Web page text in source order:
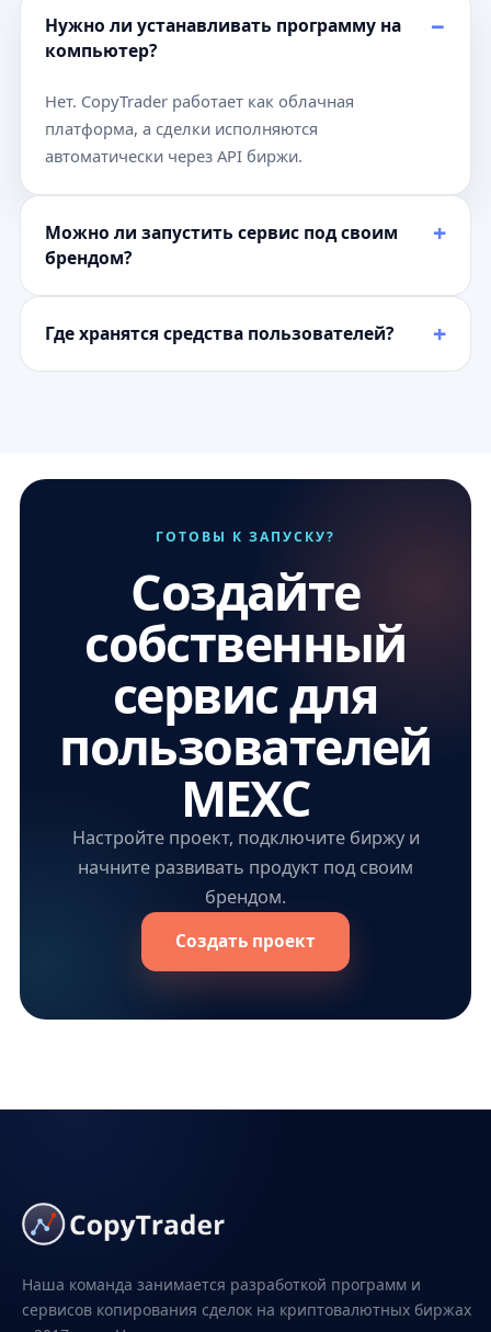
Нужно ли устанавливать программу на
компьютер?
Нет. CopyTrader работает как облачная
платформа, а сделки исполняются
автоматически через API биржи.
Можно ли запустить сервис под своим
брендом?
Где хранятся средства пользователей?
ГОТОВЫ К ЗАПУСКУ?
Создайте
собственный
сервис для
пользователей
MEXC
Настройте проект, подключите биржу и
начните развивать продукт под своим
брендом.
Создать проект
Наша команда занимается разработкой программ и
сервисов копирования сделок на криптовалютных биржах